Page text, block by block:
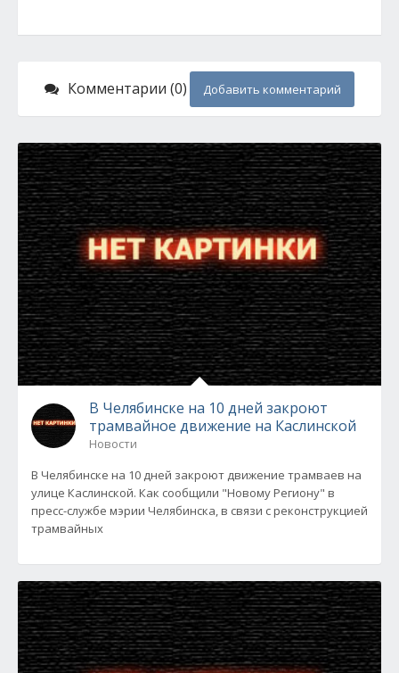
Комментарии (0) Добавить комментарий
В Челябинске на 10 дней закроют
трамвайное движение на Каслинской
Новости
В Челябинске на 10 дней закроют движение трамваев на
улице Каслинской. Как сообщили "Новому Региону" в
пресс-службе мэрии Челябинска, в связи с реконструкцией
трамвайных